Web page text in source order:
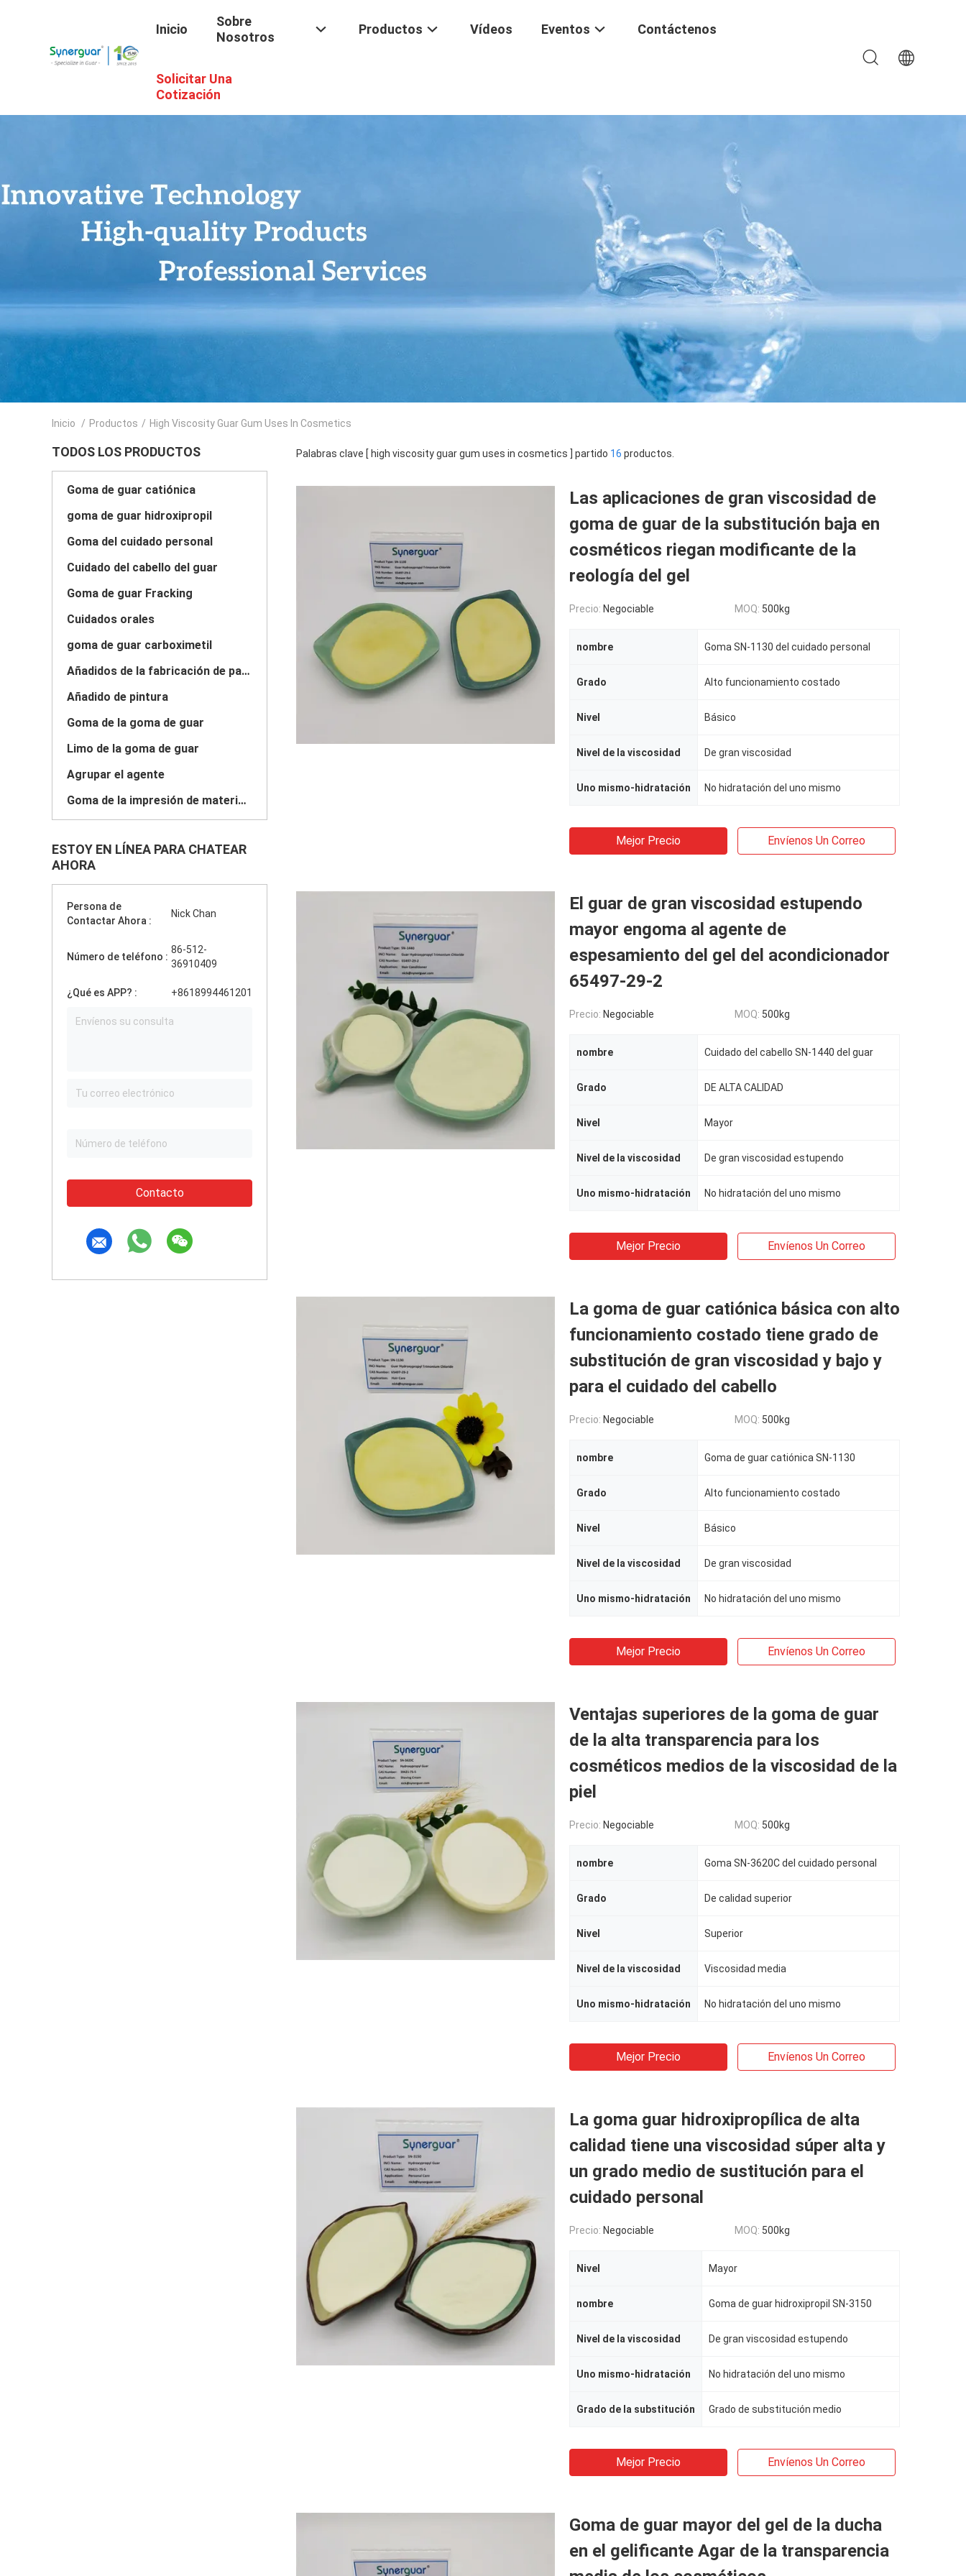
Inicio
Sobre
Nosotros
Productos Vídeos Eventos Contáctenos
Solicitar Una
Cotización
Inicio / Productos / High Viscosity Guar Gum Uses In Cosmetics
TODOS LOS PRODUCTOS
Goma de guar catiónica
goma de guar hidroxipropil
Goma del cuidado personal
Cuidado del cabello del guar
Goma de guar Fracking
Cuidados orales
goma de guar carboximetil
Añadidos de la fabricación de papel
Añadido de pintura
Goma de la goma de guar
Limo de la goma de guar
Agrupar el agente
Goma de la impresión de materia textil
ESTOY EN LÍNEA PARA CHATEAR
AHORA
Persona de
Contactar Ahora :
Nick Chan
Número de teléfono :
86-512-
36910409
¿Qué es APP? : +8618994461201
Contacto
Palabras clave [ high viscosity guar gum uses in cosmetics ] partido 16 productos.
Las aplicaciones de gran viscosidad de
goma de guar de la substitución baja en
cosméticos riegan modificante de la
reología del gel
Precio: Negociable MOQ: 500kg
nombre Goma SN-1130 del cuidado personal
Grado Alto funcionamiento costado
Nivel Básico
Nivel de la viscosidad De gran viscosidad
Uno mismo-hidratación No hidratación del uno mismo
Mejor Precio Envíenos Un Correo
El guar de gran viscosidad estupendo
mayor engoma al agente de
espesamiento del gel del acondicionador
65497-29-2
Precio: Negociable MOQ: 500kg
nombre Cuidado del cabello SN-1440 del guar
Grado DE ALTA CALIDAD
Nivel Mayor
Nivel de la viscosidad De gran viscosidad estupendo
Uno mismo-hidratación No hidratación del uno mismo
Mejor Precio Envíenos Un Correo
La goma de guar catiónica básica con alto
funcionamiento costado tiene grado de
substitución de gran viscosidad y bajo y
para el cuidado del cabello
Precio: Negociable MOQ: 500kg
nombre Goma de guar catiónica SN-1130
Grado Alto funcionamiento costado
Nivel Básico
Nivel de la viscosidad De gran viscosidad
Uno mismo-hidratación No hidratación del uno mismo
Mejor Precio Envíenos Un Correo
Ventajas superiores de la goma de guar
de la alta transparencia para los
cosméticos medios de la viscosidad de la
piel
Precio: Negociable MOQ: 500kg
nombre Goma SN-3620C del cuidado personal
Grado De calidad superior
Nivel Superior
Nivel de la viscosidad Viscosidad media
Uno mismo-hidratación No hidratación del uno mismo
Mejor Precio Envíenos Un Correo
La goma guar hidroxipropílica de alta
calidad tiene una viscosidad súper alta y
un grado medio de sustitución para el
cuidado personal
Precio: Negociable MOQ: 500kg
Nivel Mayor
nombre Goma de guar hidroxipropil SN-3150
Nivel de la viscosidad De gran viscosidad estupendo
Uno mismo-hidratación No hidratación del uno mismo
Grado de la substitución Grado de substitución medio
Mejor Precio Envíenos Un Correo
Goma de guar mayor del gel de la ducha
en el gelificante Agar de la transparencia